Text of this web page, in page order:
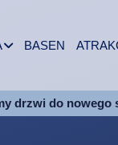
BASEN
drzwi do nowego